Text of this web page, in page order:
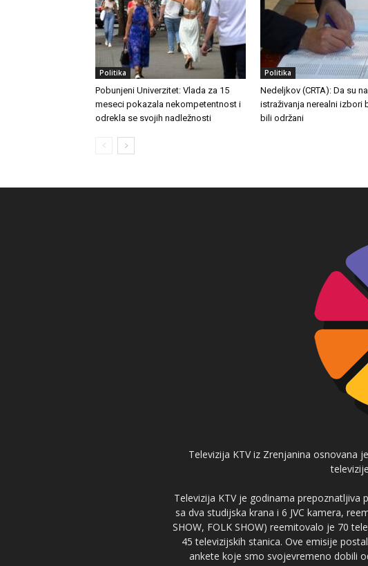
Politika
Pobunjeni Univerzitet: Vlada za 15
meseci pokazala nekompetentnost i
odrekla se svojih nadležnosti
Politika
Nedeljkov (CRTA): Da su
istraživanja nerealni izbori
bili održani
Televizija KTV iz Zrenjanina osnovana
Televizija KTV je godinama
sa dva studijska krana i 6 JVC kamera,
SHOW, FOLK SHOW) reemitovalo je 70
45 televizijskih stanica. Ove emisije
ankete koje smo svojevremeno dobili